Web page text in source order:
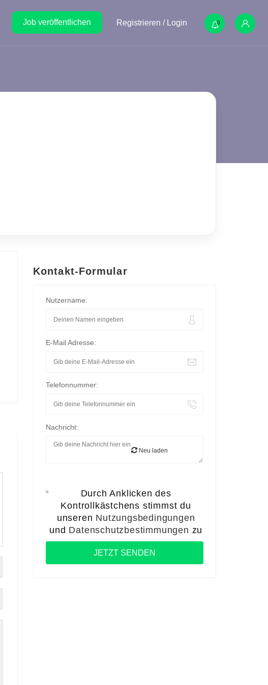
Job veröffentlichen Registrieren / Login 0
Kontakt-Formular
Nutzername:
E-Mail Adresse:
Telefonnummer:
Nachricht:
Neu laden
Durch Anklicken des
Kontrollkästchens stimmst du
unseren Nutzungsbedingungen
und Datenschutzbestimmungen zu